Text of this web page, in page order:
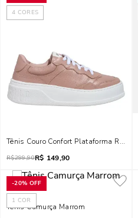
4 CORES
Tênis Couro Confort Plataforma Rose
R$299,90R$ 149,90
-20% OFF
1 COR
Tênis Camurça Marrom